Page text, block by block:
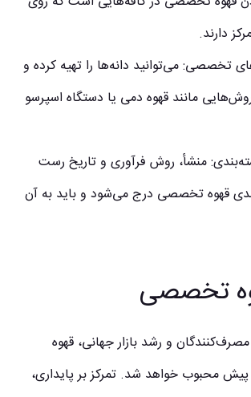
دارند.
تخصصی:می‌توانید دانه‌ها را تهیه کرده و
مانند قهوه دمی یا دستگاه اسپرسو
منشأ، روش فرآوری و تاریخ رست
قهوه تخصصی درج می‌شود و باید به آن
تخصصی
و رشد بازار جهانی، قهوه
محبوب خواهد شد. تمرکز بر پایداری،